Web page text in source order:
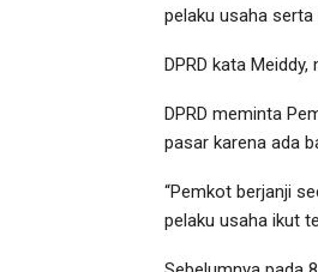
pelaku usaha serta
DPRD kata
DPRD meminta
pasar karena ada
“Pemkot berjanji
pelaku usaha ikut